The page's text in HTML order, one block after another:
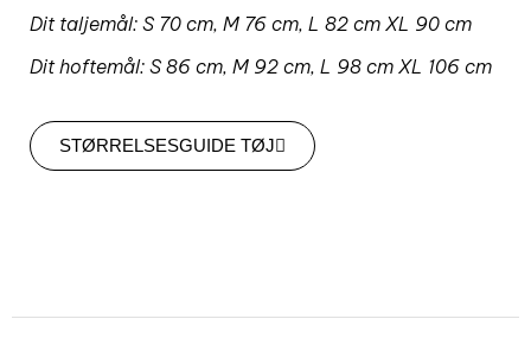
Dit taljemål: S 70 cm, M 76 cm, L 82 cm XL 90 cm
Dit hoftemål: S 86 cm, M 92 cm, L 98 cm XL 106 cm
STØRRELSESGUIDE TØJ